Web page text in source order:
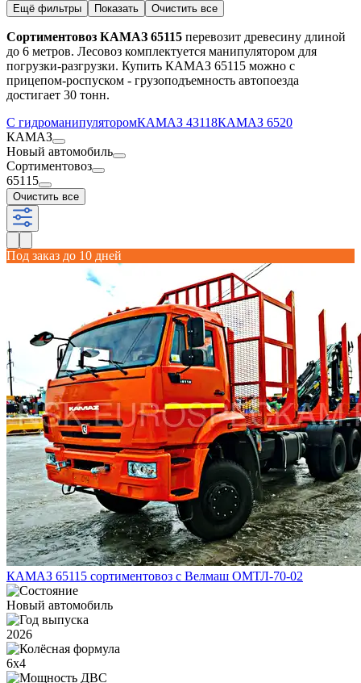
Ещё фильтры Показать Очистить все
Сортиментовоз КАМАЗ 65115 перевозит древесину длиной
до 6 метров. Лесовоз комплектуется манипулятором для
погрузки-разгрузки. Купить КАМАЗ 65115 можно с
прицепом-роспуском - грузоподъемность автопоезда
достигает 30 тонн.
С гидроманипуляторомКАМАЗ 43118КАМАЗ 6520
КАМАЗ
Новый автомобиль
Сортиментовоз
65115
Очистить все
Под заказ до 10 дней
КАМАЗ 65115 сортиментовоз с Велмаш ОМТЛ-70-02
Новый автомобиль
2026
6х4